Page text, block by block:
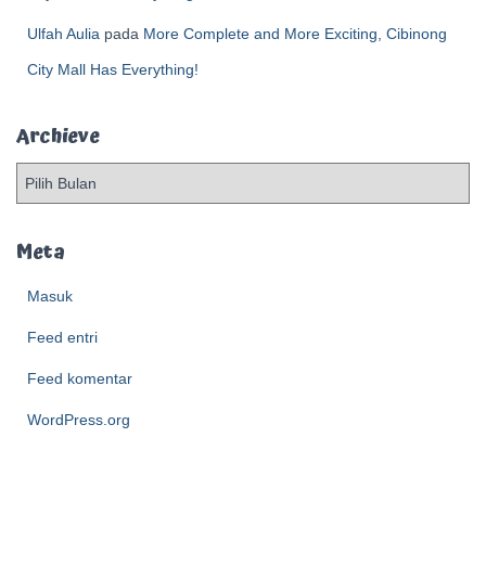
Ulfah Aulia pada More Complete and More Exciting, Cibinong
City Mall Has Everything!
Archieve
h
Meta
Masuk
Feed entri
Feed komentar
WordPress.org